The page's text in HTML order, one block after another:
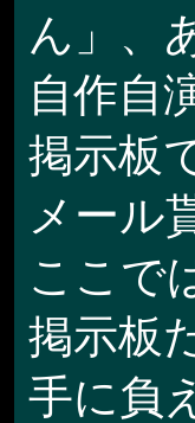
ん」、
自作自
掲示板
メール
ここで
掲示板
手に負